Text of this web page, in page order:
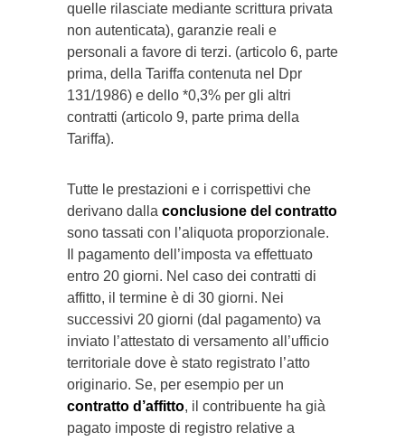
quelle rilasciate mediante scrittura privata
non autenticata), garanzie reali e
personali a favore di terzi. (articolo 6, parte
prima, della Tariffa contenuta nel Dpr
131/1986) e dello *0,3% per gli altri
contratti (articolo 9, parte prima della
Tariffa).
Tutte le prestazioni e i corrispettivi che
derivano dalla conclusione del contratto
sono tassati con l’aliquota proporzionale.
Il pagamento dell’imposta va effettuato
entro 20 giorni. Nel caso dei contratti di
affitto, il termine è di 30 giorni. Nei
successivi 20 giorni (dal pagamento) va
inviato l’attestato di versamento all’ufficio
territoriale dove è stato registrato l’atto
originario. Se, per esempio per un
contratto d’affitto, il contribuente ha già
pagato imposte di registro relative a